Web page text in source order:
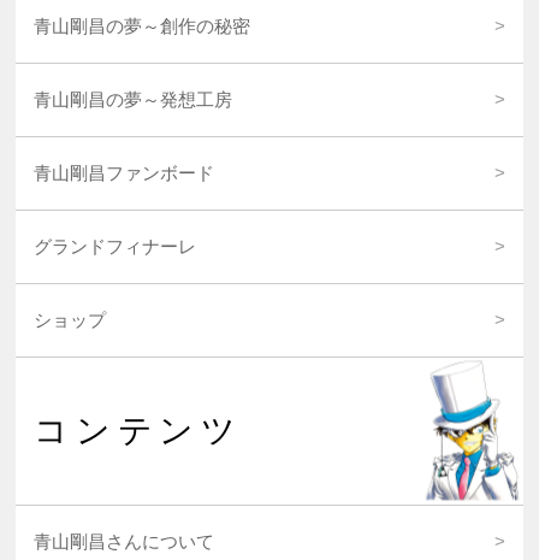
青山剛昌の夢～創作の秘密
青山剛昌の夢～発想工房
青山剛昌ファンボード
グランドフィナーレ
ショップ
コンテンツ
青山剛昌さんについて